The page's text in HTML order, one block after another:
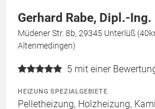
Gerhard Rabe, Dipl.-Ing.
Müdener Str. 8b, 29345 Unterlüß
Altenmedingen)
5 mit einer
HEIZUNG SPEZIALGEBIETE
Pelletheizung, Holzheizung,